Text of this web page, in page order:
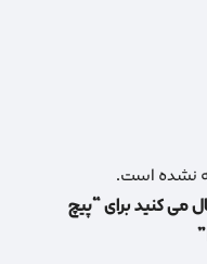
نشده است.
می کنید برای “پیچ